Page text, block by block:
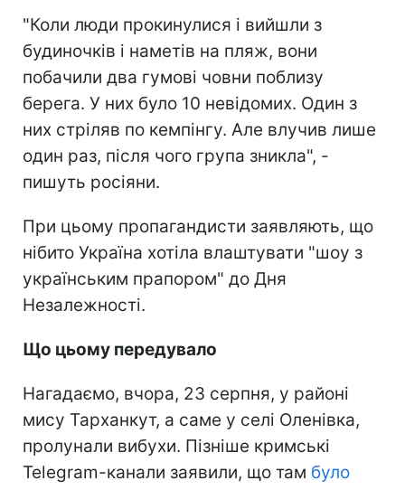
"Коли люди прокинулися і вийшли з
будиночків і наметів на пляж, вони
побачили два гумові човни поблизу
берега. У них було 10 невідомих. Один з
них стріляв по кемпінгу. Але влучив лише
один раз, після чого група зникла", -
пишуть росіяни.
При цьому пропагандисти заявляють, що
нібито Україна хотіла влаштувати "шоу з
українським прапором" до Дня
Незалежності.
Що цьому передувало
Нагадаємо, вчора, 23 серпня, у районі
мису Тарханкут, а саме у селі Оленівка,
пролунали вибухи. Пізніше кримські
Telegram-канали заявили, що там було